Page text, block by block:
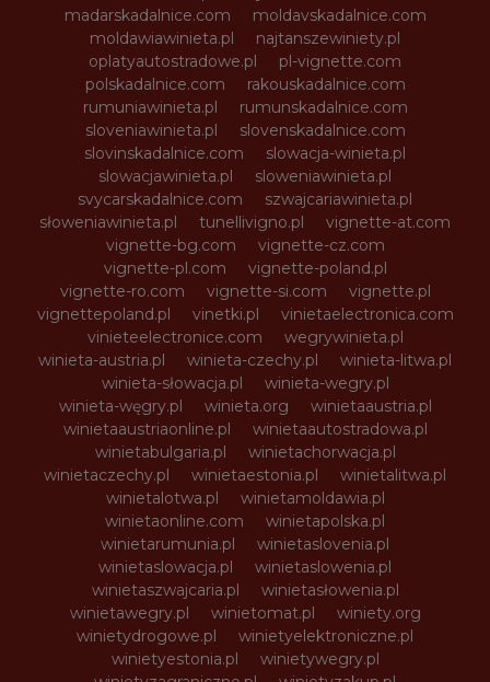
madarskadalnice.com
moldavskadalnice.com
moldawiawinieta.pl
najtanszewiniety.pl
oplatyautostradowe.pl
pl-vignette.com
polskadalnice.com
rakouskadalnice.com
rumuniawinieta.pl
rumunskadalnice.com
sloveniawinieta.pl
slovenskadalnice.com
slovinskadalnice.com
slowacja-winieta.pl
slowacjawinieta.pl
sloweniawinieta.pl
svycarskadalnice.com
szwajcariawinieta.pl
słoweniawinieta.pl
tunellivigno.pl
vignette-at.com
vignette-bg.com
vignette-cz.com
vignette-pl.com
vignette-poland.pl
vignette-ro.com
vignette-si.com
vignette.pl
vignettepoland.pl
vinetki.pl
vinietaelectronica.com
vinieteelectronice.com
wegrywinieta.pl
winieta-austria.pl
winieta-czechy.pl
winieta-litwa.pl
winieta-słowacja.pl
winieta-wegry.pl
winieta-węgry.pl
winieta.org
winietaaustria.pl
winietaaustriaonline.pl
winietaautostradowa.pl
winietabulgaria.pl
winietachorwacja.pl
winietaczechy.pl
winietaestonia.pl
winietalitwa.pl
winietalotwa.pl
winietamoldawia.pl
winietaonline.com
winietapolska.pl
winietarumunia.pl
winietaslovenia.pl
winietaslowacja.pl
winietaslowenia.pl
winietaszwajcaria.pl
winietasłowenia.pl
winietawegry.pl
winietomat.pl
winiety.org
winietydrogowe.pl
winietyelektroniczne.pl
winietyestonia.pl
winietywegry.pl